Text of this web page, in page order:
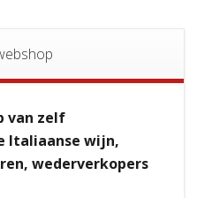
van zelf
Italiaanse wijn,
wederverkopers